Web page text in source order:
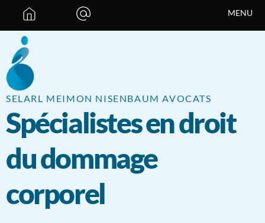
SELARL MEIMON NISENBAUM AVOCATS
Spécialistes en droit
du dommage
corporel
MENU
Panneau de gestion des cookies